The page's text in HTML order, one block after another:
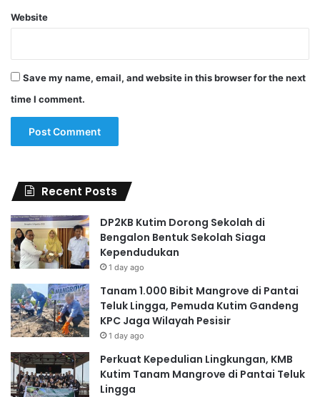
Website
Save my name, email, and website in this browser for the next
time I comment.
Recent Posts
DP2KB Kutim Dorong Sekolah di
Bengalon Bentuk Sekolah Siaga
Kependudukan
1 day ago
Tanam 1.000 Bibit Mangrove di Pantai
Teluk Lingga, Pemuda Kutim Gandeng
KPC Jaga Wilayah Pesisir
1 day ago
Perkuat Kepedulian Lingkungan, KMB
Kutim Tanam Mangrove di Pantai Teluk
Lingga